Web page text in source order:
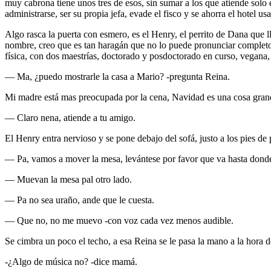
muy cabrona tiene unos tres de esos, sin sumar a los que atiende
administrarse, ser su propia jefa, evade el fisco y se ahorra el hotel
Algo rasca la puerta con esmero, es el Henry, el perrito de Dana
nombre, creo que es tan haragán que no lo puede pronunciar
física, con dos maestrías, doctorado y posdoctorado en curso,
— Ma, ¿puedo mostrarle la casa a Mario? -pregunta Reina.
Mi madre está mas preocupada por la cena, Navidad es una cosa
— Claro nena, atiende a tu amigo.
El Henry entra nervioso y se pone debajo del sofá, justo a los pies
— Pa, vamos a mover la mesa, levántese por favor que va hasta
— Muevan la mesa pal otro lado.
— Pa no sea uraño, ande que le cuesta.
— Que no, no me muevo -con voz cada vez menos audible.
Se cimbra un poco el techo, a esa Reina se le pasa la mano a la
-¿Algo de música no? -dice mamá.